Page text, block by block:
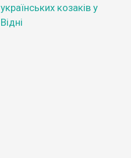
українських козаків у
Відні